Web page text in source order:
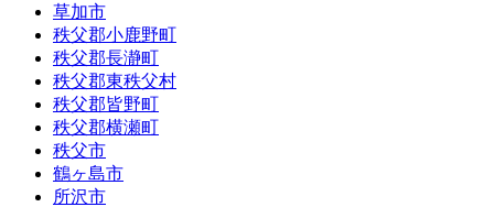
草加市
秩父郡小鹿野町
秩父郡長瀞町
秩父郡東秩父村
秩父郡皆野町
秩父郡横瀬町
秩父市
鶴ヶ島市
所沢市